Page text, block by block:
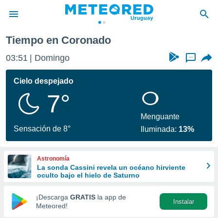
de
ha
calidad.
a este
las
y
forma
digital
basada
Tiempo en Coronado
03:51 Domingo ...
Cielo despejado
7°
Sensación de 8°
Menguante
Iluminada: 13%
Astronomía
La sonda Cassini revela un océano hirviente
oculto bajo el hielo de Saturno
¡Descarga GRATIS la app de
Meteored!
Instalar